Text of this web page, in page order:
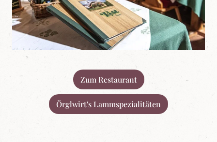
Zum Restaurant
Örglwirt's Lammspezialitäten